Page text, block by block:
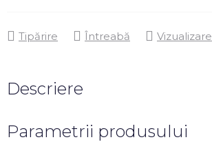
Tipărire Întreabă Vizualizare
Descriere
Parametrii produsului